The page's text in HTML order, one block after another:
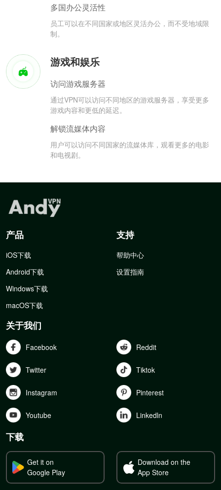
多国办公灵活性
员工可以在不同国家或地区灵活办公，而不受地域限
制。
游戏和娱乐
访问游戏服务器
通过VPN可以访问不同地区的游戏服务器，享受更多
游戏内容和更低的延迟。
解锁流媒体内容
用户可以访问不同国家的流媒体库，观看更多的电影
和电视剧。
产品
iOS下载
Android下载
Windows下载
macOS下载
支持
帮助中心
设置指南
关于我们
Facebook Reddit
Twitter Tiktok
Instagram Pinterest
Youtube Linkedln
下载
Get it on
Google Play
Download on the
App Store